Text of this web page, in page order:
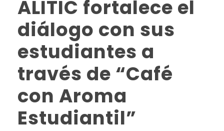
ALITIC fortalece el
diálogo con sus
estudiantes a
través de “Café
con Aroma
Estudiantil”